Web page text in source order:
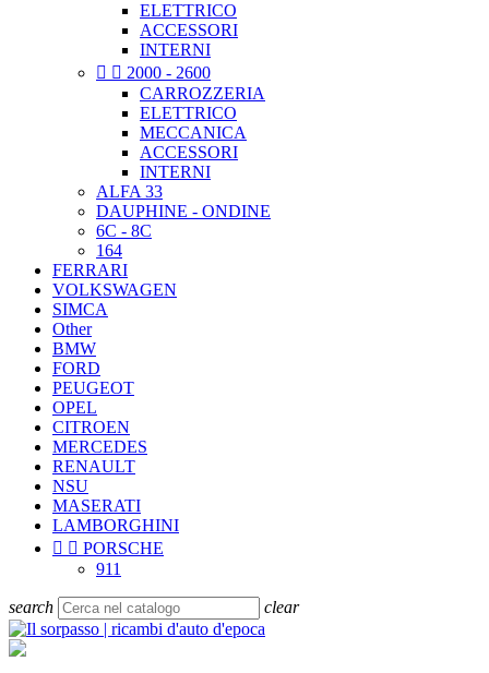
ELETTRICO
ACCESSORI
INTERNI
  2000 - 2600
CARROZZERIA
ELETTRICO
MECCANICA
ACCESSORI
INTERNI
ALFA 33
DAUPHINE - ONDINE
6C - 8C
164
FERRARI
VOLKSWAGEN
SIMCA
Other
BMW
FORD
PEUGEOT
OPEL
CITROEN
MERCEDES
RENAULT
NSU
MASERATI
LAMBORGHINI
  PORSCHE
911
search clear